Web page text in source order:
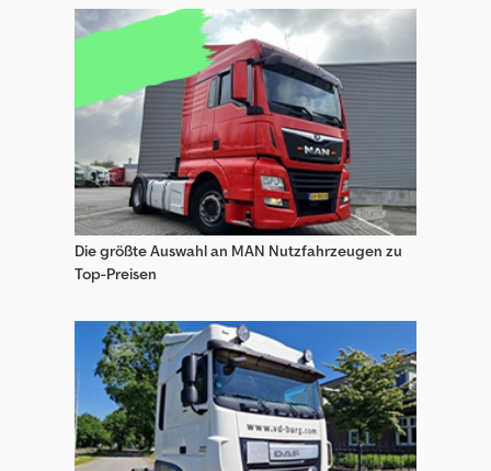
Die größte Auswahl an MAN Nutzfahrzeugen zu
Top-Preisen